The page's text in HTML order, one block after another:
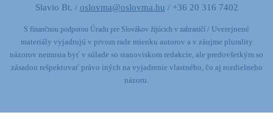
Slavio Bt. / oslovma@oslovma.hu / +36 20 316 7402
S finančnou podporou Úradu pre Slovákov žijúcich v zahraničí / Uverejnené
materiály vyjadrujú v prvom rade mienku autorov a v záujme plurality
názorov nemusia byť v súlade so stanoviskom redakcie, ale predovšetkým so
zásadou rešpektovať právo iných na vyjadrenie vlastného, čo aj rozdielneho
názoru.